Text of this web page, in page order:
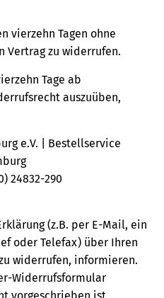
vierzehn Tagen ohne
Vertrag zu widerrufen.
Tage ab
auszuüben,
e.V. | Bestellservice
24832-290
(z.B. per E-Mail, ein
oder Telefax) über Ihren
widerrufen, informieren.
Widerrufsformular